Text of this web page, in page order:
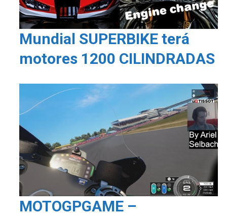
Mundial SUPERBIKE terá
motores 1200 CILINDRADAS
MOTOGPGAME –